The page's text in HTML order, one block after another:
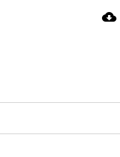
cloud_download